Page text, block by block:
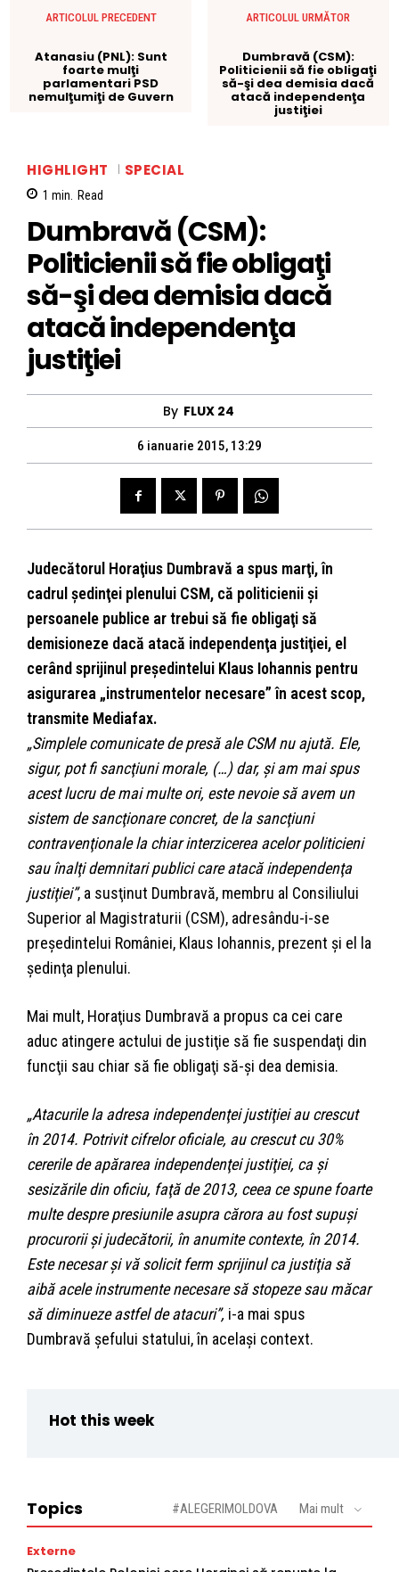
ARTICOLUL PRECEDENT
Atanasiu (PNL): Sunt
foarte mulţi
parlamentari PSD
nemulţumiţi de Guvern
ARTICOLUL URMĂTOR
Dumbravă (CSM):
Politicienii să fie obligaţi
să-şi dea demisia dacă
atacă independenţa
justiţiei